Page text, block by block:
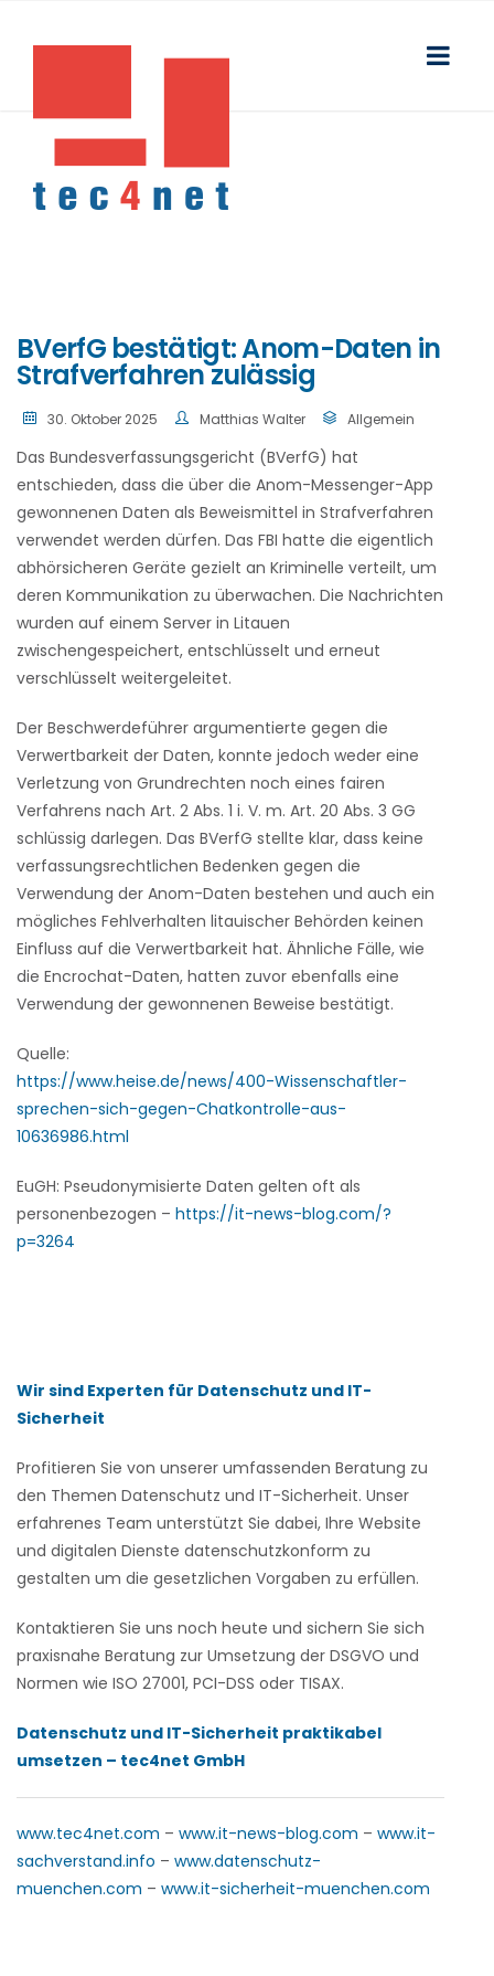
BVerfG bestätigt: Anom-Daten in
Strafverfahren zulässig
30. Oktober 2025 Matthias Walter Allgemein
Das Bundesverfassungsgericht (BVerfG) hat
entschieden, dass die über die Anom-Messenger-App
gewonnenen Daten als Beweismittel in Strafverfahren
verwendet werden dürfen. Das FBI hatte die eigentlich
abhörsicheren Geräte gezielt an Kriminelle verteilt, um
deren Kommunikation zu überwachen. Die Nachrichten
wurden auf einem Server in Litauen
zwischengespeichert, entschlüsselt und erneut
verschlüsselt weitergeleitet.
Der Beschwerdeführer argumentierte gegen die
Verwertbarkeit der Daten, konnte jedoch weder eine
Verletzung von Grundrechten noch eines fairen
Verfahrens nach Art. 2 Abs. 1 i. V. m. Art. 20 Abs. 3 GG
schlüssig darlegen. Das BVerfG stellte klar, dass keine
verfassungsrechtlichen Bedenken gegen die
Verwendung der Anom-Daten bestehen und auch ein
mögliches Fehlverhalten litauischer Behörden keinen
Einfluss auf die Verwertbarkeit hat. Ähnliche Fälle, wie
die Encrochat-Daten, hatten zuvor ebenfalls eine
Verwendung der gewonnenen Beweise bestätigt.
Quelle:
https://www.heise.de/news/400-Wissenschaftler-
sprechen-sich-gegen-Chatkontrolle-aus-
10636986.html
EuGH: Pseudonymisierte Daten gelten oft als
personenbezogen – https://it-news-blog.com/?
p=3264
Wir sind Experten für Datenschutz und IT-
Sicherheit
Profitieren Sie von unserer umfassenden Beratung zu
den Themen Datenschutz und IT-Sicherheit. Unser
erfahrenes Team unterstützt Sie dabei, Ihre Website
und digitalen Dienste datenschutzkonform zu
gestalten um die gesetzlichen Vorgaben zu erfüllen.
Kontaktieren Sie uns noch heute und sichern Sie sich
praxisnahe Beratung zur Umsetzung der DSGVO und
Normen wie ISO 27001, PCI-DSS oder TISAX.
Datenschutz und IT-Sicherheit praktikabel
umsetzen – tec4net GmbH
www.tec4net.com – www.it-news-blog.com – www.it-
sachverstand.info – www.datenschutz-
muenchen.com – www.it-sicherheit-muenchen.com